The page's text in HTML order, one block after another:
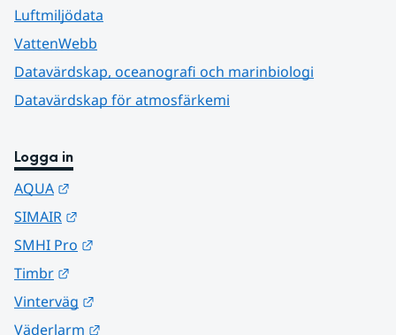
Luftmiljödata
VattenWebb
Datavärdskap, oceanografi och marinbiologi
Datavärdskap för atmosfärkemi
Logga in
AQUA
SIMAIR
SMHI Pro
Timbr
Vinterväg
Väderlarm